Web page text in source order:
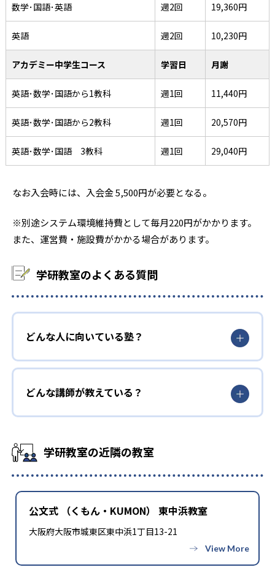
数学･国語･英語 週2回 19,360円
英語 週2回 10,230円
アカデミー中学生コース 学習日 月謝
英語･数学･国語から1教科 週1回 11,440円
英語･数学･国語から2教科 週1回 20,570円
英語･数学･国語 3教科 週1回 29,040円
なお入会時には、入会金 5,500円が必要となる。
※別途システム環境維持費として毎月220円がかかります。
また、運営費・施設費がかかる場合があります。
学研教室のよくある質問
どんな人に向いている塾？
どんな講師が教えている？
学研教室の近隣の教室
公文式 （くもん・KUMON） 東中浜教室
大阪府大阪市城東区東中浜1丁目13-21